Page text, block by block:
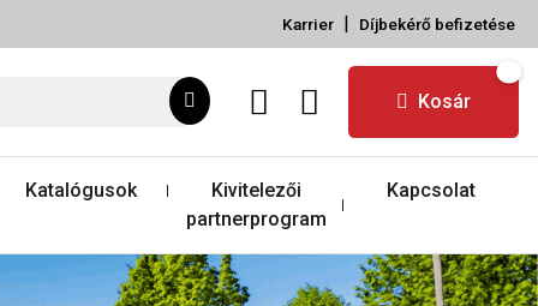
Karrier | Díjbekérő befizetése
Kosár
Katalógusok
Kivitelezői
partnerprogram
Kapcsolat